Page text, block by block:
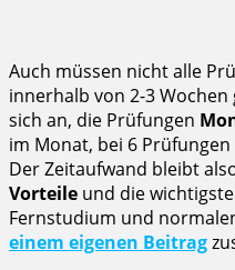
Auch müssen nicht alle
innerhalb von 2-3
sich an, die Prüfungen
im Monat, bei 6
Der Zeitaufwand bleibt
Vorteile und die
Fernstudium und
einem eigenen Beitrag